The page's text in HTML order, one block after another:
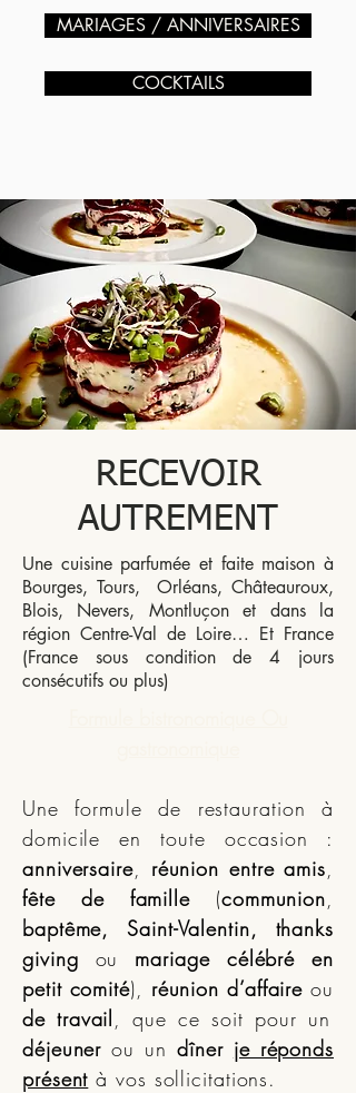
MARIAGES / ANNIVERSAIRES
COCKTAILS
RECEVOIR
AUTREMENT
Une cuisine parfumée et faite maison à
Bourges, Tours, Orléans, Châteauroux,
Blois, Nevers, Montluçon et dans la
région Centre-Val de Loire… Et France
(France sous condition de 4 jours
consécutifs ou plus)
Une formule de restauration à
domicile en toute occasion :
anniversaire, réunion entre amis,
fête de famille(communion,
baptême, Saint-Valentin, thanks
giving ou mariage célébré en
petit comité), réunion d’affaireou
de travail, que ce soit pour un
déjeunerou undîner je réponds
présent à vos sollicitations.